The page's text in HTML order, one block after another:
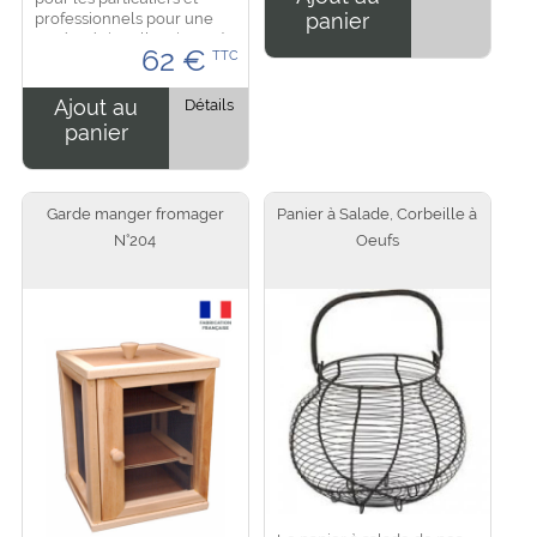
professionnels pour une
pesé précise allant jusqu'à
15 kilo maximum, tout en
mécanique à ressort...
62 € TTC
Ajout au
panier
Détails
convives....
panier
Garde manger fromager
N°204
Panier à Salade, Corbeille à
Oeufs